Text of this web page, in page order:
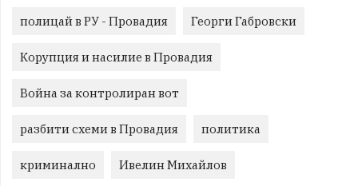
полицай в РУ - Провадия Георги Габровски
Корупция и насилие в Провадия
Война за контролиран вот
разбити схеми в Провадия политика
криминално Ивелин Михайлов